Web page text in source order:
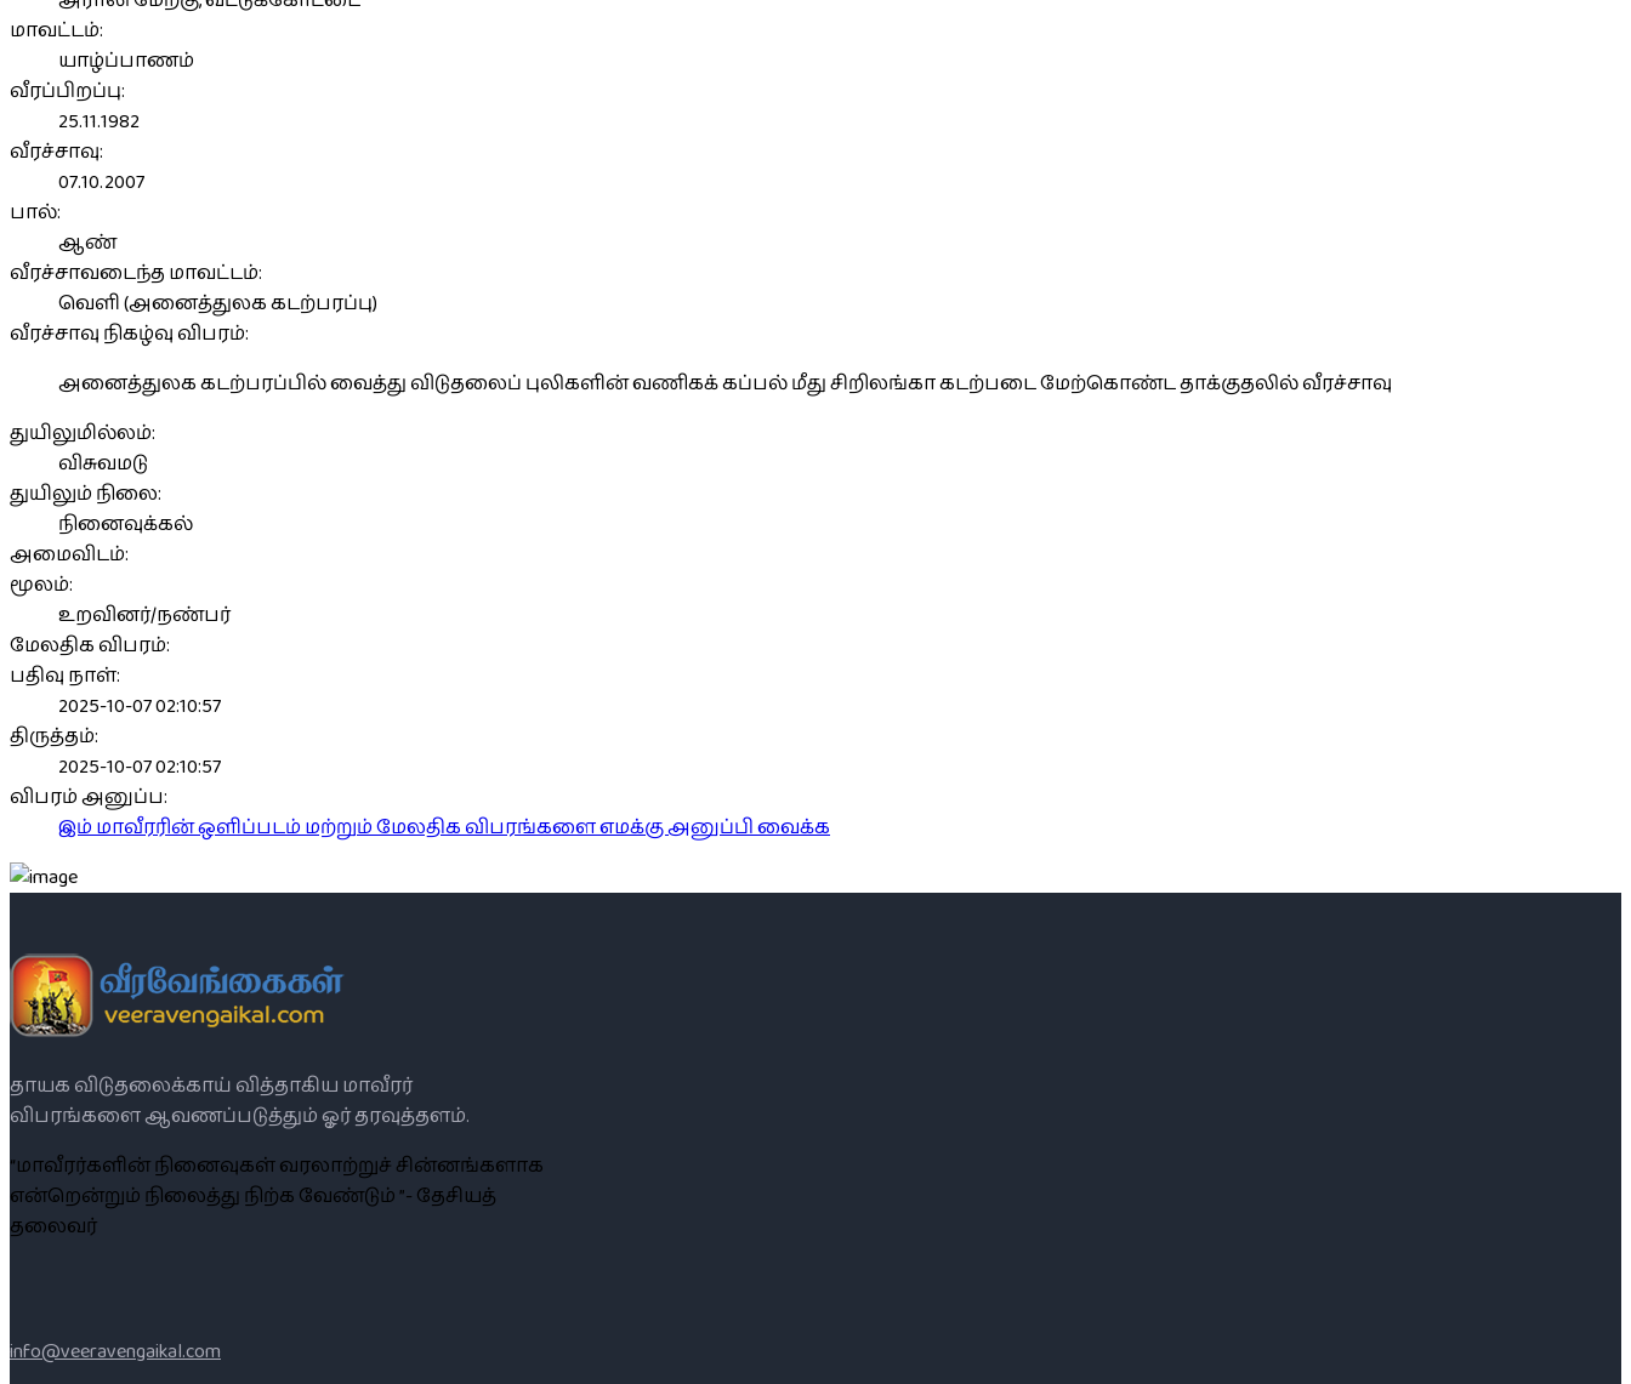
மாவட்டம்:
யாழ்ப்பாணம்
வீரப்பிறப்பு:
25.11.1982
வீரச்சாவு:
07.10.2007
பால்:
ஆண்
வீரச்சாவடைந்த மாவட்டம்:
வெளி (அனைத்துலக கடற்பரப்பு)
வீரச்சாவு நிகழ்வு விபரம்:
அனைத்துலக கடற்பரப்பில் வைத்து விடுதலைப் புலிகளின் வணிகக் கப்பல் மீது சிறிலங்கா கடற்படை மேற்கொண்ட தாக்குதலில் வீரச்சாவு
துயிலுமில்லம்:
விசுவமடு
துயிலும் நிலை:
நினைவுக்கல்
அமைவிடம்:
மூலம்:
உறவினர்/நண்பர்
மேலதிக விபரம்:
பதிவு நாள்:
2025-10-07 02:10:57
திருத்தம்:
2025-10-07 02:10:57
விபரம் அனுப்ப:
இம் மாவீரரின் ஒளிப்படம் மற்றும் மேலதிக விபரங்களை எமக்கு அனுப்பி வைக்க
தாயக விடுதலைக்காய் வித்தாகிய மாவீரர்
விபரங்களை ஆவணப்படுத்தும் ஓர் தரவுத்தளம்.
“மாவீரர்களின் நினைவுகள் வரலாற்றுச் சின்னங்களாக
என்றென்றும் நிலைத்து நிற்க வேண்டும் ”- தேசியத்
தலைவர்
info@veeravengaikal.com